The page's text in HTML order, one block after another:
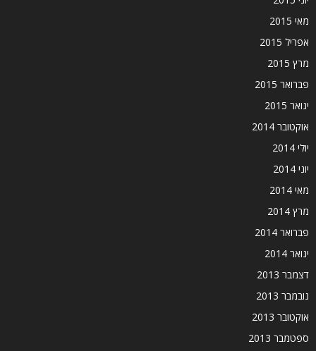
מאי 2015
אפריל 2015
מרץ 2015
פברואר 2015
ינואר 2015
אוקטובר 2014
יולי 2014
יוני 2014
מאי 2014
מרץ 2014
פברואר 2014
ינואר 2014
דצמבר 2013
נובמבר 2013
אוקטובר 2013
ספטמבר 2013